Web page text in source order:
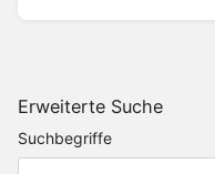
Erweiterte Suche
Suchbegriffe